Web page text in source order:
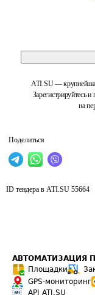
ATI.SU —
Зарегистрируйтесь
на
Поделиться
ID тендера в ATI.SU 55664
АВТОМАТИЗАЦИЯ
Площадки
GPS-мониторинг
API ATI.SU